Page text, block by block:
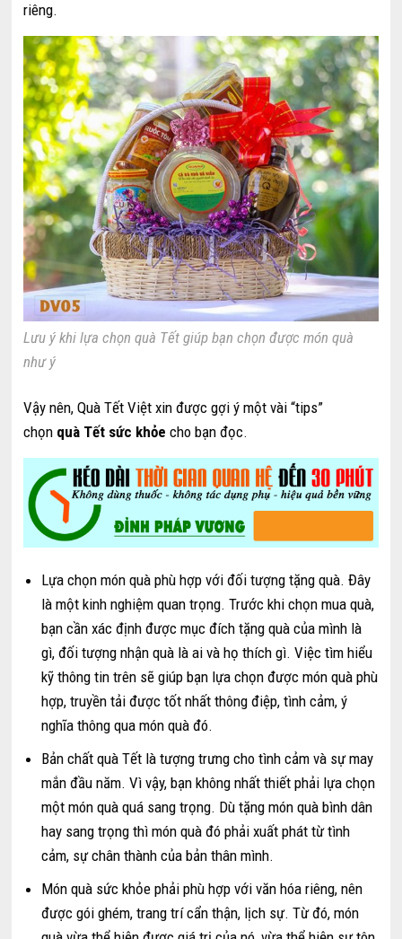
riêng.
Lưu ý khi lựa chọn quà Tết giúp bạn chọn được món quà
như ý
Vậy nên, Quà Tết Việt xin được gợi ý một vài “tips”
chọn quà Tết sức khỏe cho bạn đọc.
Lựa chọn món quà phù hợp với đối tượng tặng quà. Đây
là một kinh nghiệm quan trọng. Trước khi chọn mua quà,
bạn cần xác định được mục đích tặng quà của mình là
gì, đối tượng nhận quà là ai và họ thích gì. Việc tìm hiểu
kỹ thông tin trên sẽ giúp bạn lựa chọn được món quà phù
hợp, truyền tải được tốt nhất thông điệp, tình cảm, ý
nghĩa thông qua món quà đó.
Bản chất quà Tết là tượng trưng cho tình cảm và sự may
mắn đầu năm. Vì vậy, bạn không nhất thiết phải lựa chọn
một món quà quá sang trọng. Dù tặng món quà bình dân
hay sang trọng thì món quà đó phải xuất phát từ tình
cảm, sự chân thành của bản thân mình.
Món quà sức khỏe phải phù hợp với văn hóa riêng, nên
được gói ghém, trang trí cẩn thận, lịch sự. Từ đó, món